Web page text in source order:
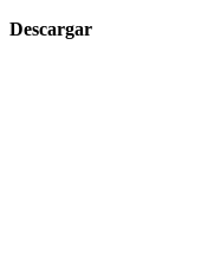
Descargar